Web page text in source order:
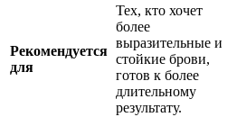
Рекомендуется
для
Тех, кто хочет
более
выразительные и
стойкие брови,
готов к более
длительному
результату.